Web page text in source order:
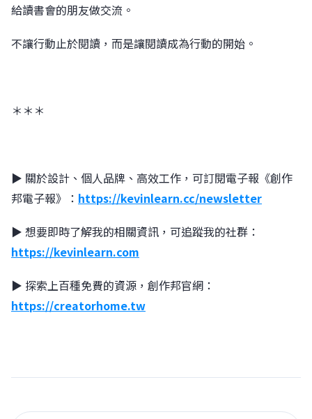
給讀書會的朋友做交流。
不讓行動止於閱讀，而是讓閱讀成為行動的開始。
＊＊＊
▶︎︎ 關於設計、個人品牌、高效工作，可訂閱電子報《創作
邦電子報》： https://kevinlearn.cc/newsletter
▶︎ 想要即時了解我的相關資訊，可追蹤我的社群：
https://kevinlearn.com
▶︎ 探索上百種免費的資源，創作邦官網：
https://creatorhome.tw